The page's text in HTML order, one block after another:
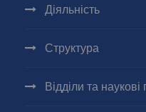
Діяльність
Структура
Відділи та наукові